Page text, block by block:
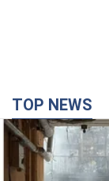
TOP NEWS